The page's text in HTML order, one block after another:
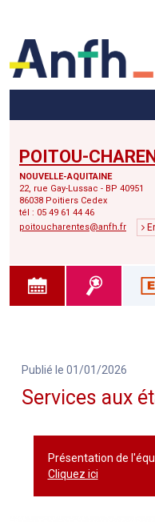
POITOU-
NOUVELLE-AQUITAINE
22, rue Gay-Lussac - BP 40951
86038 Poitiers Cedex
tél : 05 49 61 44 46
poitoucharentes@anfh.fr
Publié le 01/01/2026
Services aux
Présentation de
Cliquez ici